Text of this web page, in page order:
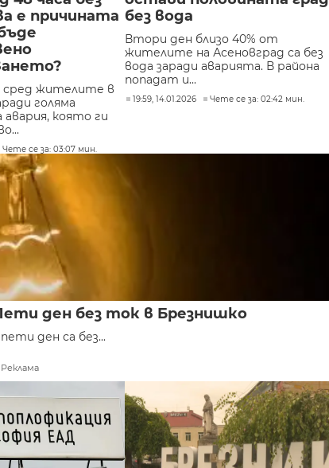
е причината
сред жителите в
голяма
авария, която ги
Чете се за: 03:07 мин.
без вода
Втори ден близо 40% от
жителите на Асеновград са без
вода заради аварията. В района
попадат и...
19:59, 14.01.2026 Чете се за: 02:42 мин.
ден без ток в Брезнишко
ден са без...
Реклама